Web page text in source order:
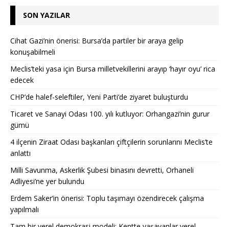
SON YAZILAR
Cihat Gazi’nin önerisi: Bursa’da partiler bir araya gelip
konuşabilmeli
Meclis’teki yasa için Bursa milletvekillerini arayıp ‘hayır oyu’ rica
edecek
CHP’de halef-seleftiler, Yeni Parti’de ziyaret buluşturdu
Ticaret ve Sanayi Odası 100. yılı kutluyor: Orhangazi’nin gurur
gümü
4 ilçenin Ziraat Odası başkanları çiftçilerin sorunlarını Meclis’te
anlattı
Milli Savunma, Askerlik Şubesi binasını devretti, Orhaneli
Adliyesi’ne yer bulundu
Erdem Saker’in önerisi: Toplu taşımayı özendirecek çalışma
yapılmalı